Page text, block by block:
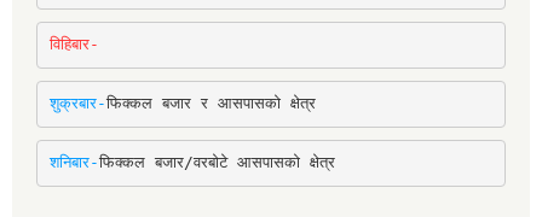
विहिबार-
शुक्रबार-फिक्कल बजार र आसपासको क्षेत्र
शनिबार-फिक्कल बजार/वरबोटे आसपासको क्षेत्र